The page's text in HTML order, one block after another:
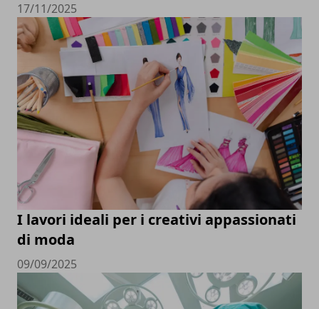
17/11/2025
I lavori ideali per i creativi appassionati
di moda
09/09/2025